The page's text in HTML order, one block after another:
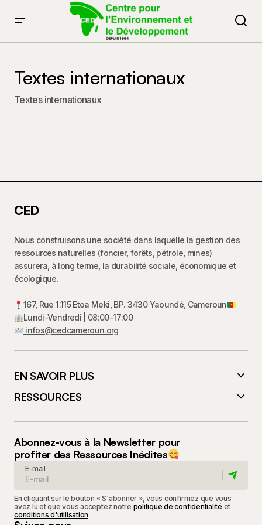
Textes internationaux
Textes internationaux
CED
Nous construisons une société dans laquelle la gestion des
ressources naturelles (foncier, forêts, pétrole, mines)
assurera, à long terme, la durabilité sociale, économique et
écologique.
167, Rue 1.115 Etoa Meki, BP. 3430 Yaoundé, Cameroun
Lundi-Vendredi | 08:00-17:00
infos@cedcameroun.org
EN SAVOIR PLUS
RESSOURCES
Abonnez-vous à la Newsletter pour
profiter des Ressources Inédites
E-mail
En cliquant sur le bouton « S'abonner », vous confirmez que vous
avez lu et que vous acceptez notre politique de confidentialité et
conditions d'utilisation.